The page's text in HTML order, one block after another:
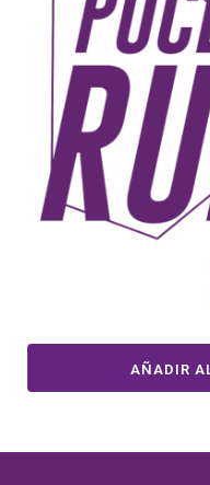
AÑADIR